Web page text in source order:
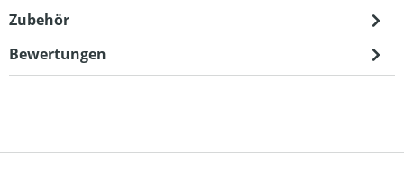
Zubehör
Bewertungen